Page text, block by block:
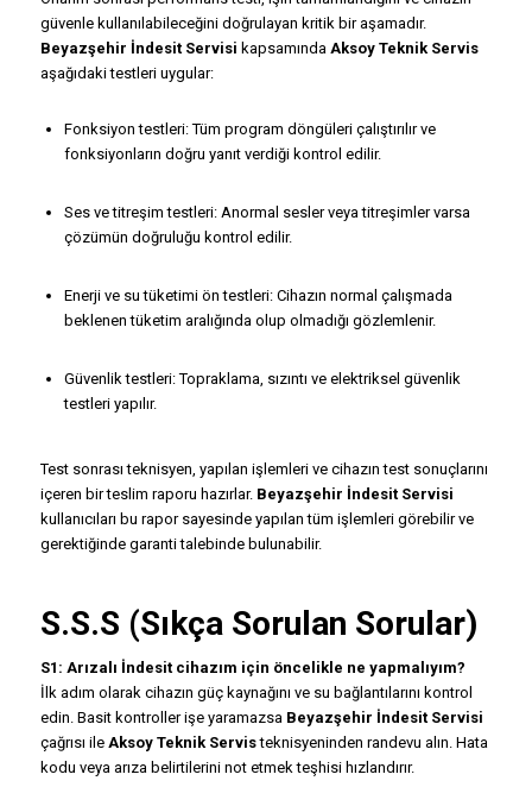
güvenle kullanılabileceğini doğrulayan kritik bir aşamadır.
Beyazşehir İndesit Servisi kapsamında Aksoy Teknik Servis
aşağıdaki testleri uygular:
Fonksiyon testleri: Tüm program döngüleri çalıştırılır ve
fonksiyonların doğru yanıt verdiği kontrol edilir.
Ses ve titreşim testleri: Anormal sesler veya titreşimler varsa
çözümün doğruluğu kontrol edilir.
Enerji ve su tüketimi ön testleri: Cihazın normal çalışmada
beklenen tüketim aralığında olup olmadığı gözlemlenir.
Güvenlik testleri: Topraklama, sızıntı ve elektriksel güvenlik
testleri yapılır.
Test sonrası teknisyen, yapılan işlemleri ve cihazın test sonuçlarını
içeren bir teslim raporu hazırlar. Beyazşehir İndesit Servisi
kullanıcıları bu rapor sayesinde yapılan tüm işlemleri görebilir ve
gerektiğinde garanti talebinde bulunabilir.
S.S.S (Sıkça Sorulan Sorular)
S1: Arızalı İndesit cihazım için öncelikle ne yapmalıyım?
İlk adım olarak cihazın güç kaynağını ve su bağlantılarını kontrol
edin. Basit kontroller işe yaramazsa Beyazşehir İndesit Servisi
çağrısı ile Aksoy Teknik Servisteknisyeninden randevu alın. Hata
kodu veya arıza belirtilerini not etmek teşhisi hızlandırır.